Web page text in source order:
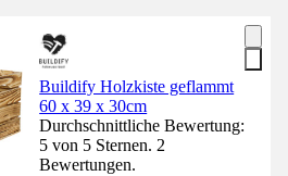
Buildify Holzkiste geflammt
60 x 39 x 30cm
Durchschnittliche Bewertung:
5 von 5 Sternen. 2
Bewertungen.